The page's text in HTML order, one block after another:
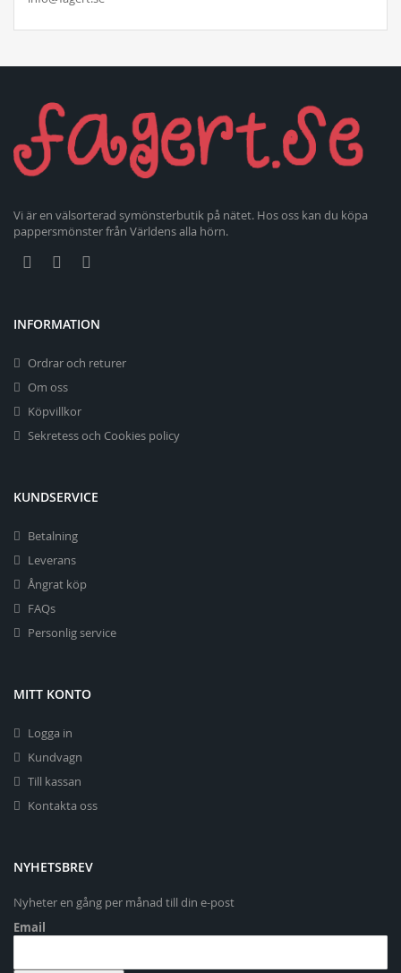
Vi är en välsorterad symönsterbutik på nätet. Hos oss kan du köpa
pappersmönster från Världens alla hörn.
INFORMATION
Ordrar och returer
Om oss
Köpvillkor
Sekretess och Cookies policy
KUNDSERVICE
Betalning
Leverans
Ångrat köp
FAQs
Personlig service
MITT KONTO
Logga in
Kundvagn
Till kassan
Kontakta oss
NYHETSBREV
Nyheter en gång per månad till din e-post
Email